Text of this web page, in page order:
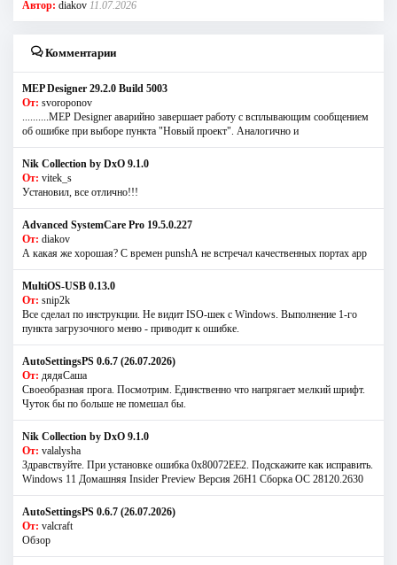
Автор: diakov 11.07.2026
Комментарии
MEP Designer 29.2.0 Build 5003
От: svoroponov
..........MEP Designer аварийно завершает работу с всплывающим сообщением
об ошибке при выборе пункта "Новый проект". Аналогично и
Nik Collection by DxO 9.1.0
От: vitek_s
Установил, все отлично!!!
Advanced SystemCare Pro 19.5.0.227
От: diakov
А какая же хорошая? С времен punshА не встречал качественных портах app
MultiOS-USB 0.13.0
От: snip2k
Все сделал по инструкции. Не видит ISO-шек с Windows. Выполнение 1-го
пункта загрузочного меню - приводит к ошибке.
AutoSettingsPS 0.6.7 (26.07.2026)
От: дядяСаша
Своеобразная прога. Посмотрим. Единственно что напрягает мелкий шрифт.
Чуток бы по больше не помешал бы.
Nik Collection by DxO 9.1.0
От: valalysha
Здравствуйте. При установке ошибка 0х80072EE2. Подскажите как исправить.
Windows 11 Домашняя Insider Preview Версия 26H1 Сборка ОС 28120.2630
AutoSettingsPS 0.6.7 (26.07.2026)
От: valcraft
Обзор